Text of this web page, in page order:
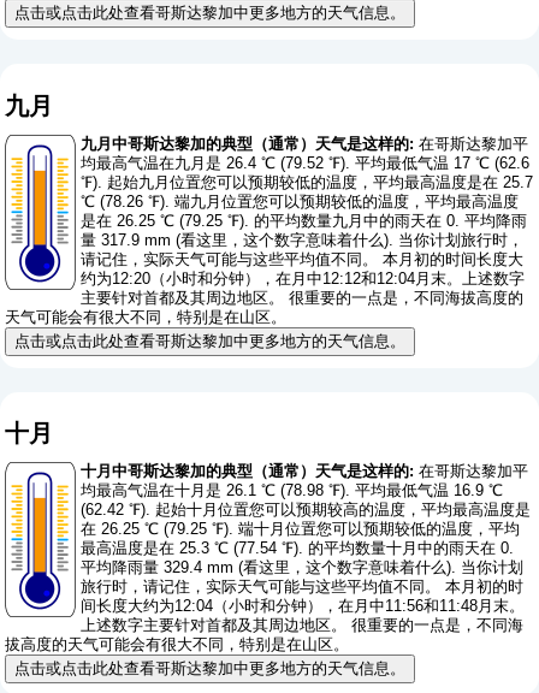
点击或点击此处查看哥斯达黎加中更多地方的天气信息。
九月
九月中哥斯达黎加的典型（通常）天气是这样的: 在哥斯达黎加平
均最高气温在九月是 26.4 ℃ (79.52 ℉). 平均最低气温 17 ℃ (62.6
℉). 起始九月位置您可以预期较低的温度，平均最高温度是在 25.7
℃ (78.26 ℉). 端九月位置您可以预期较低的温度，平均最高温度
是在 26.25 ℃ (79.25 ℉). 的平均数量九月中的雨天在 0. 平均降雨
量 317.9 mm (看这里，这个数字意味着什么). 当你计划旅行时，
请记住，实际天气可能与这些平均值不同。 本月初的时间长度大
约为12:20（小时和分钟），在月中12:12和12:04月末。上述数字
主要针对首都及其周边地区。 很重要的一点是，不同海拔高度的
天气可能会有很大不同，特别是在山区。
点击或点击此处查看哥斯达黎加中更多地方的天气信息。
十月
十月中哥斯达黎加的典型（通常）天气是这样的: 在哥斯达黎加平
均最高气温在十月是 26.1 ℃ (78.98 ℉). 平均最低气温 16.9 ℃
(62.42 ℉). 起始十月位置您可以预期较高的温度，平均最高温度是
在 26.25 ℃ (79.25 ℉). 端十月位置您可以预期较低的温度，平均
最高温度是在 25.3 ℃ (77.54 ℉). 的平均数量十月中的雨天在 0.
平均降雨量 329.4 mm (看这里，这个数字意味着什么). 当你计划
旅行时，请记住，实际天气可能与这些平均值不同。 本月初的时
间长度大约为12:04（小时和分钟），在月中11:56和11:48月末。
上述数字主要针对首都及其周边地区。 很重要的一点是，不同海
拔高度的天气可能会有很大不同，特别是在山区。
点击或点击此处查看哥斯达黎加中更多地方的天气信息。